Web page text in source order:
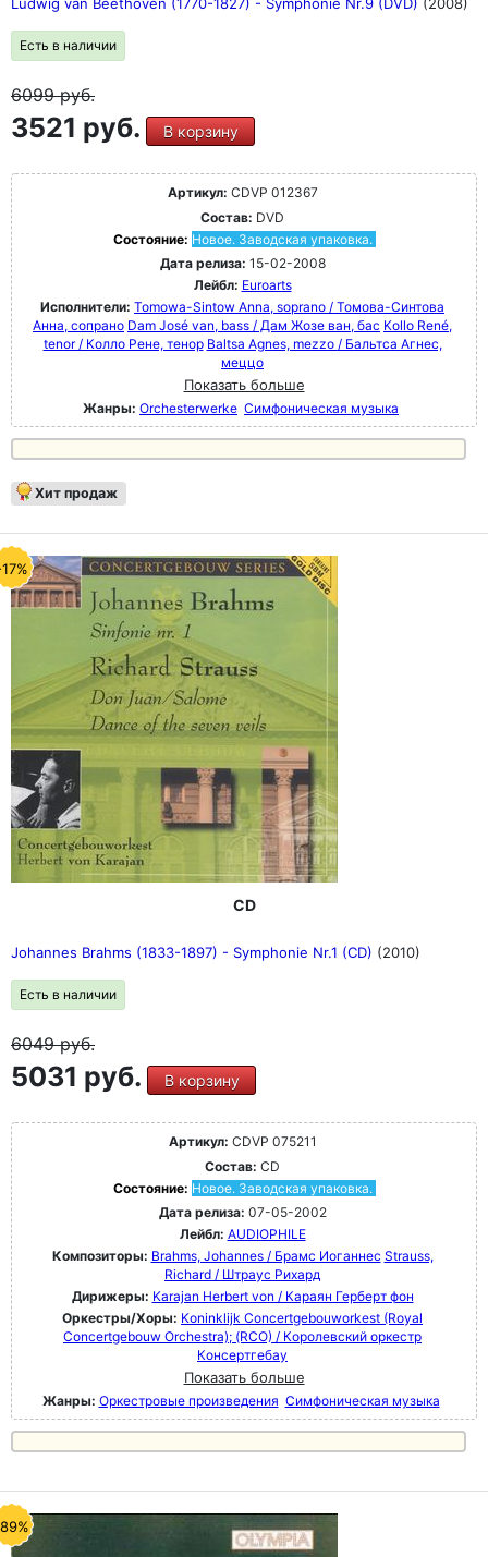
Есть в наличии
6099руб.
3521 руб. В корзину
Артикул: CDVP 012367
Состав: DVD
Состояние: Новое. Заводская упаковка.
Дата релиза: 15-02-2008
Лейбл: Euroarts
Исполнители: Tomowa-Sintow Anna, soprano / Томова-Синтова
Анна, сопрано Dam José van, bass / Дам Жозе ван, бас Kollo René,
tenor / Колло Рене, тенор Baltsa Agnes, mezzo / Бальтса Агнес,
меццо
Показать больше
Жанры: Orchesterwerke Симфоническая музыка
Хит продаж
CD
Johannes Brahms (1833-1897) - Symphonie Nr.1 (CD) (2010)
Есть в наличии
6049руб.
5031 руб. В корзину
Артикул: CDVP 075211
Состав: CD
Состояние: Новое. Заводская упаковка.
Дата релиза: 07-05-2002
Лейбл: AUDIOPHILE
Композиторы: Brahms, Johannes / Брамс Иоганнес Strauss,
Richard / Штраус Рихард
Дирижеры: Karajan Herbert von / Караян Герберт фон
Оркестры/Хоры: Koninklijk Concertgebouworkest (Royal
Concertgebouw Orchestra); (RCO) / Королевский оркестр
Конcертгебау
Показать больше
Жанры: Оркестровые произведения Симфоническая музыка